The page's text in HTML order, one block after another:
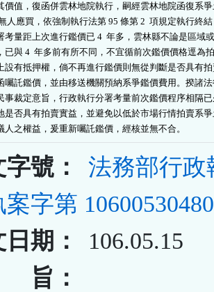
價值，復函併雲林地院執行，嗣經雲林地院函復系
人應買，依強制執行法第 95 條第 2  項規定執行終
考量距上次進行鑑價已 4  年多，雲林縣不論是區域
已與 4  年多前有所不同，不宜循前次鑑價價格逕為
設有抵押權，倘不再進行鑑價則無從判斷是否具有
囑託鑑價，並由移送機關預納系爭鑑價費用。揆諸
事裁定意旨，行政執行分署考量前次鑑價程序相隔
是否具有拍賣實益，並避免以低於市場行情拍賣系
人之權益，爰重新囑託鑑價，經核並無不合。
號：
法務部行政
字第
期：
106.05.15
：